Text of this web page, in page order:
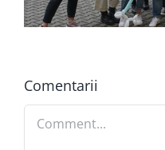
Comentarii
Comment